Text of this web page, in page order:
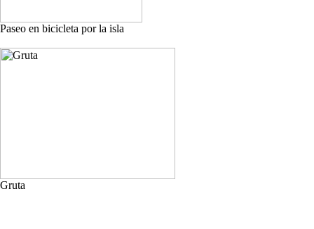
Paseo en bicicleta por la isla
Gruta